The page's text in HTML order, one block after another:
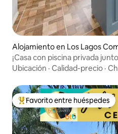
Alojamiento en Los Lagos
¡Casa con piscina privada
aeropuerto
Ubicación · Calidad-precio ·
Favorito entre huéspedes
Favorito entre huéspedes